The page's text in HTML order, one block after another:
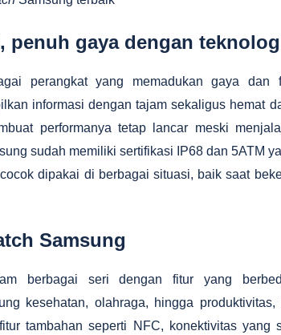
penuh gaya dengan
perangkat yang memadukan gaya dan
informasi dengan tajam sekaligus hemat
performanya tetap lancar meski
sudah memiliki sertifikasi IP68 dan 5ATM
dipakai di berbagai situasi, baik saat
Samsung
berbagai seri dengan fitur yang
kesehatan, olahraga, hingga
tambahan seperti NFC, konektivitas yang